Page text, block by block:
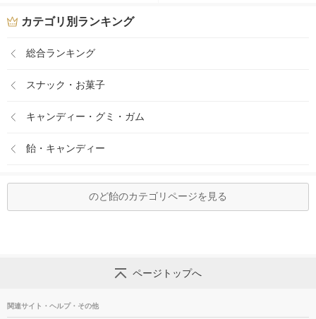
カテゴリ別ランキング
総合ランキング
スナック・お菓子
キャンディー・グミ・ガム
飴・キャンディー
のど飴のカテゴリページを見る
ページトップへ
関連サイト・ヘルプ・その他